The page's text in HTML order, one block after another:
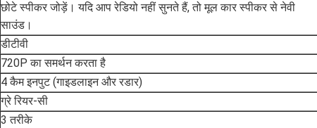
छोटे स्पीकर जोड़ें। यदि आप रेडियो नहीं सुनते हैं, तो मूल कार स्पीकर से नेवी
साउंड।
डीटीवी
720P का समर्थन करता है
4 कैम इनपुट (गाइडलाइन और रडार)
ग्रे रियर-सी
3 तरीके